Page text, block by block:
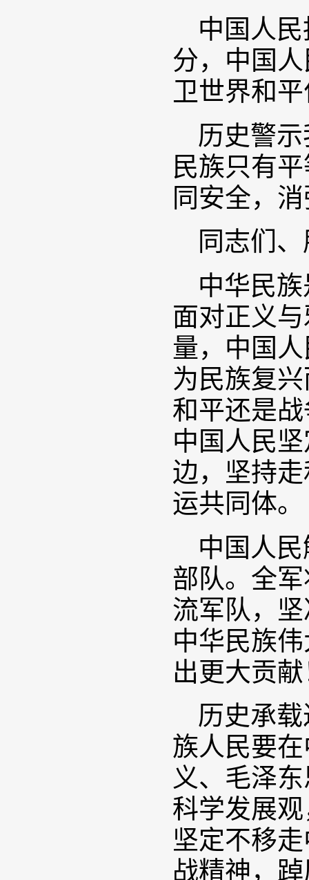
中国人
分，中国
卫世界和
历史警
民族只有
同安全，
同志们
中华民
面对正义
量，中国
为民族复
和平还是
中国人民
边，坚持
运共同体。
中国人
部队。全
流军队，
中华民族
出更大贡
历史承
族人民要
义、毛泽
科学发展
坚定不移
战精神，